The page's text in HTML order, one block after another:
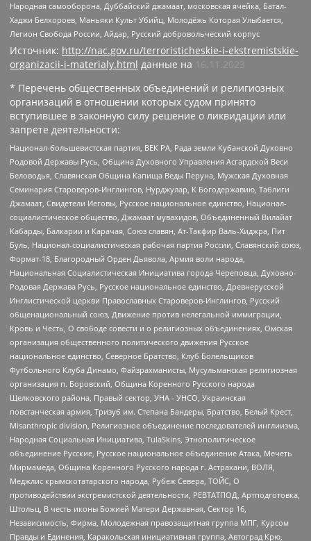
Народная самооборона, Дуббайский джамаат, московская ячейка, Батал-
Хаджи Белхороев, Маньяки Культ Убийц, Молодёжь Которая Улыбается,
Легион Свобода России, Айдар, Русский добровольческий корпус
Источник: http://nac.gov.ru/terroristicheskie-i-ekstremistskie-
organizacii-i-materialy.html данные на
16.11.2023
* Перечень общественных объединений и религиозных
организаций в отношении которых судом принято
вступившее в законную силу решение о ликвидации или
запрете деятельности:
Национал-большевистская партия, ВЕК РА, Рада земли Кубанской Духовно
Родовой Державы Русь, Община Духовного Управления Асгардской Веси
Беловодья, Славянская Община Капища Веды Перуна, Мужская Духовная
Семинария Староверов-Инглингов, Нурджулар, К Богодержавию, Таблиги
Джамаат, Свидетели Иеговы, Русское национальное единство, Национал-
социалистическое общество, Джамаат мувахидов, Объединенный Вилайат
Кабарды, Балкарии и Карачая, Союз славян, Ат-Такфир Валь-Хиджра, Пит
Буль, Национал-социалистическая рабочая партия России, Славянский союз,
Формат-18, Благородный Орден Дьявола, Армия воли народа,
Национальная Социалистическая Инициатива города Череповца, Духовно-
Родовая Держава Русь, Русское национальное единство, Древнерусской
Инглистической церкви Православных Староверов-Инглингов, Русский
общенациональный союз, Движение против нелегальной иммиграции,
Кровь и Честь, О свободе совести и о религиозных объединениях, Омская
организация общественного политического движения Русское
национальное единство, Северное Братство, Клуб Болельщиков
Футбольного Клуба Динамо, Файзрахманисты, Мусульманская религиозная
организация п. Боровский, Община Коренного Русского народа
Щелковского района, Правый сектор, УНА - УНСО, Украинская
повстанческая армия, Тризуб им. Степана Бандеры, Братство, Белый Крест,
Misanthropic division, Религиозное объединение последователей инглиизма,
Народная Социальная Инициатива, TulaSkins, Этнополитическое
объединение Русские, Русское национальное объединение Атака, Мечеть
Мирмамеда, Община Коренного Русского народа г. Астрахани, ВОЛЯ,
Меджлис крымскотатарского народа, Рубеж Севера, ТОЙС, О
противодействии экстремистской деятельности, РЕВТАТПОД, Артподготовка,
Штольц, В честь иконы Божией Матери Державная, Сектор 16,
Независимость, Фирма, Молодежная правозащитная группа МПГ, Курсом
Правды и Единения, Каракольская инициативная группа, Автоград Крю,